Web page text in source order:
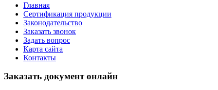
Главная
Сертификация продукции
Законодательство
Заказать звонок
Задать вопрос
Карта сайта
Контакты
Заказать документ онлайн